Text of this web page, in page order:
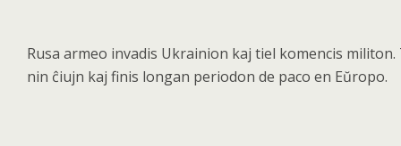
Rusa armeo invadis Ukrainion kaj tiel komencis militon.
nin ĉiujn kaj finis longan periodon de paco en Eŭropo.